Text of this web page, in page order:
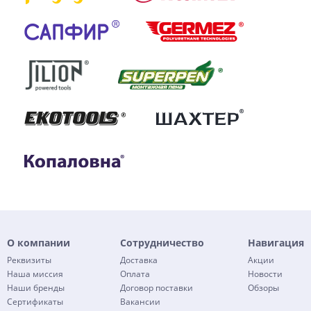
О компании
Реквизиты
Наша миссия
Наши бренды
Сертификаты
Сотрудничество
Доставка
Оплата
Договор поставки
Вакансии
Навигация
Акции
Новости
Обзоры